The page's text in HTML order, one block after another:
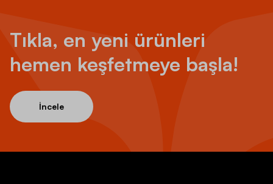
Tıkla, en yeni ürünleri
hemen keşfetmeye başla!
İncele